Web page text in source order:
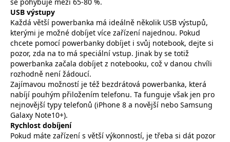
USB výstupy
Každá větší powerbanka má ideálně několik USB výstupů,
kterými je možné dobíjet více zařízení najednou. Pokud
chcete pomocí powerbanky dobíjet i svůj notebook, dejte si
pozor, zda na to má speciální vstup. Jinak by se totiž
powerbanka začala dobíjet z notebooku, což v danou chvíli
rozhodně není žádoucí.
Zajímavou možností je též bezdrátová powerbanka, která
nabíjí pouhým přiložením telefonu. Ta funguje však jen pro
nejnovější typy telefonů (iPhone 8 a novější nebo Samsung
Galaxy Note10+).
Rychlost dobíjení
Pokud máte zařízení s větší výkonností, je třeba si dát pozor